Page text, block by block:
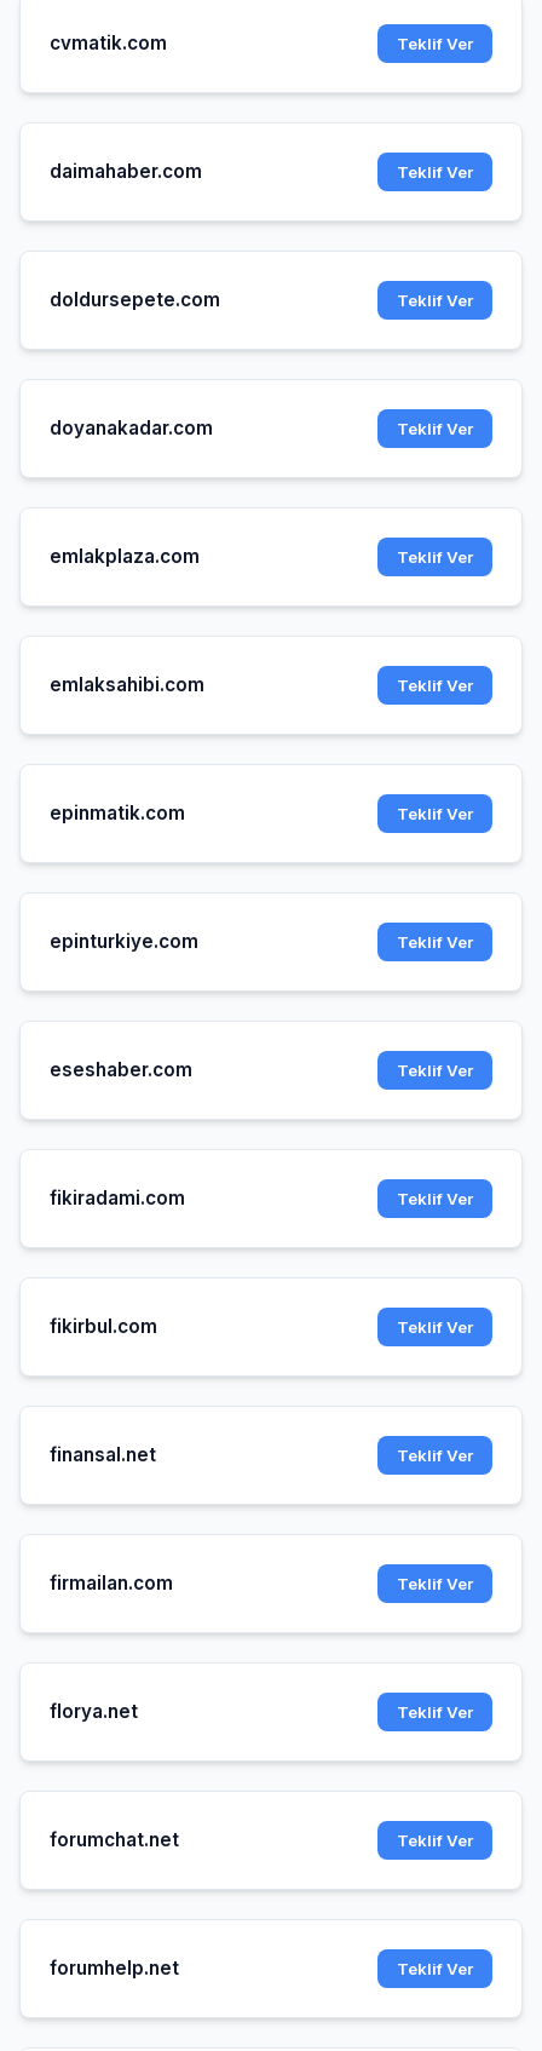
cvmatik.com Teklif Ver
daimahaber.com Teklif Ver
doldursepete.com Teklif Ver
doyanakadar.com Teklif Ver
emlakplaza.com Teklif Ver
emlaksahibi.com Teklif Ver
epinmatik.com Teklif Ver
epinturkiye.com Teklif Ver
eseshaber.com Teklif Ver
fikiradami.com Teklif Ver
fikirbul.com Teklif Ver
finansal.net Teklif Ver
firmailan.com Teklif Ver
florya.net Teklif Ver
forumchat.net Teklif Ver
forumhelp.net Teklif Ver